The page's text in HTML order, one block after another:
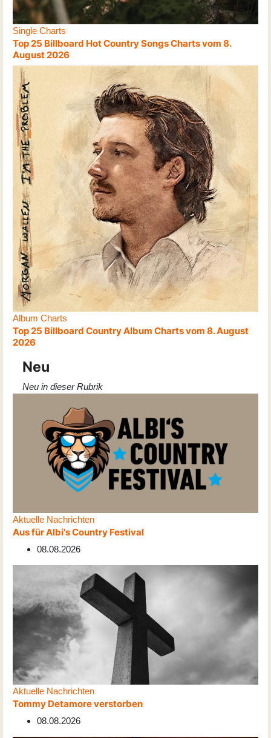
Single Charts
Top 25 Billboard Hot Country Songs Charts vom 8.
August 2026
Album Charts
Top 25 Billboard Country Album Charts vom 8. August
2026
Neu
Neu in dieser Rubrik
Aktuelle Nachrichten
Aus für Albi's Country Festival
08.08.2026
Aktuelle Nachrichten
Tommy Detamore verstorben
08.08.2026